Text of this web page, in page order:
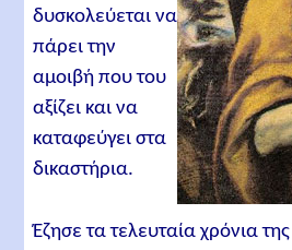
δυσκολεύεται να
πάρει την
αμοιβή που του
αξίζει και να
καταφεύγει στα
δικαστήρια.
Έζησε τα τελευταία χρόνια